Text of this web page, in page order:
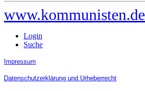
www.kommunisten.de
Login
Suche
Impressum
Datenschutzerklärung und Urheberrecht